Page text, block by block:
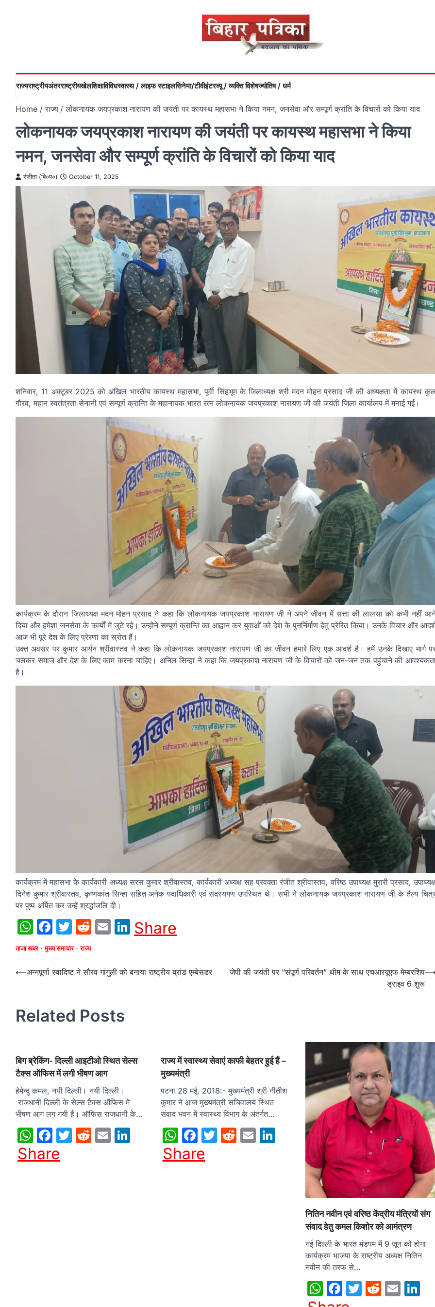
राज्यराष्ट्रीयअंतरराष्ट्रीयखेलशिक्षाविविधस्वास्थ / लाइफ स्टाइलसिनेमा/टीवीइंटरव्यू / व्यक्ति विशेषज्योतिष / धर्म
Home राज्य लोकनायक जयप्रकाश नारायण की जयंती पर कायस्थ महासभा ने किया नमन, जनसेवा और सम्पूर्ण क्रांति के विचारों को किया याद
लोकनायक जयप्रकाश नारायण की जयंती पर कायस्थ महासभा ने किया
नमन, जनसेवा और सम्पूर्ण क्रांति के विचारों को किया याद
रंजीता (बि०प०) October 11, 2025
शनिवार, 11 अक्टूबर 2025 को अखिल भारतीय कायस्थ महासभा, पूर्वी सिंहभूम के जिलाध्यक्ष श्री मदन मोहन प्रसाद जी की अध्यक्षता में कायस्थ
गौरव, महान स्वतंत्रता सेनानी एवं सम्पूर्ण क्रान्ति के महानायक भारत रत्न लोकनायक जयप्रकाश नारायण जी की जयंती जिला कार्यालय में मनाई गई।
कार्यक्रम के दौरान जिलाध्यक्ष मदन मोहन प्रसाद ने कहा कि लोकनायक जयप्रकाश नारायण जी ने अपने जीवन में सत्ता की लालसा को कभी नहीं
दिया और हमेशा जनसेवा के कार्यों में जुटे रहे। उन्होंने सम्पूर्ण क्रान्ति का आह्वान कर युवाओं को देश के पुनर्निर्माण हेतु प्रेरित किया। उनके विचार और
आज भी पूरे देश के लिए प्रेरणा का स्रोत हैं।
उक्त अवसर पर कुमार आर्यन श्रीवास्तव ने कहा कि लोकनायक जयप्रकाश नारायण जी का जीवन हमारे लिए एक आदर्श है। हमें उनके दिखाए मार्ग
चलकर समाज और देश के लिए काम करना चाहिए। अनिल सिन्हा ने कहा कि जयप्रकाश नारायण जी के विचारों को जन-जन तक पहुंचाने की
है।
कार्यक्रम में महासभा के कार्यकारी अध्यक्ष सरस कुमार श्रीवास्तव, कार्यकारी अध्यक्ष सह प्रवक्ता रंजीत श्रीवास्तव, वरिष्ठ उपाध्यक्ष मुरारी प्रसाद,
दिनेश कुमार श्रीवास्तव, कृष्णकांत सिन्हा सहित अनेक पदाधिकारी एवं सदस्यगण उपस्थित थे। सभी ने लोकनायक जयप्रकाश नारायण जी के तैल्य
पर पुष्प अर्पित कर उन्हें श्रद्धांजलि दी।
WhatsApp
Facebook
Twitter
Reddit
EmailLinkedIn
Share
ताजा खबर मुख्य समाचार राज्य
Post
⟵अन्नपूर्णा स्वादिष्ट ने सौरव गांगुली को बनाया राष्ट्रीय ब्रांड एम्बेसडर
जेपी की जयंती पर “संपूर्ण परिवर्तन” थीम के साथ एचआरयूएफ मेम्बरशिप
ड्राइव 6 शुरू
Related Posts
बिग ब्रेकिंग- दिल्ली आइटीओ स्थित सेल्स
टैक्स ऑफिस में लगी भीषण आग
हेमेन्दु कमल, नयी दिल्ली। नयी दिल्ली।
राजधानी दिल्ली के सेल्स टैक्स ऑफिस में
भीषण आग लग गयी है। ऑफिस राजधानी के…
WhatsApp
Facebook
Twitter
Reddit
EmailLinkedIn
Share
राज्य में स्वास्थ्य सेवाएं काफी बेहतर हुई हैं –
मुख्यमंत्री
पटना 28 मई, 2018:- मुख्यमंत्री श्री नीतीश
कुमार ने आज मुख्यमंत्री सचिवालय स्थित
संवाद भवन में स्वास्थ्य विभाग के अंतर्गत…
WhatsApp
Facebook
Twitter
Reddit
EmailLinkedIn
Share
नितिन नवीन एवं वरिष्ठ केंद्रीय मंत्रियों संग
संवाद हेतु कमल किशोर को आमंत्रण
नई दिल्ली के भारत मंडपम में 9 जून को होगा
कार्यक्रम भाजपा के राष्ट्रीय अध्यक्ष नितिन
नवीन की तरफ से…
WhatsApp
Facebook
Twitter
Reddit